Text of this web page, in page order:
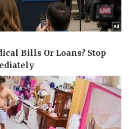
Ô tô - Xe máy
Tư vấn